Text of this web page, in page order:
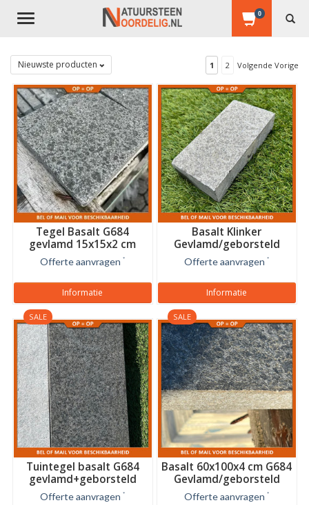
Toggle
0
Nieuwste producten 1 2 Volgende Vorige
SALE
Tegel Basalt G684
gevlamd 15x15x2 cm
Offerte aanvragen *
Informatie
SALE
Basalt Klinker
Gevlamd/geborsteld
20x10x5 cm
Offerte aanvragen *
Informatie
Tuintegel basalt G684
gevlamd+geborsteld
60x20x4 cm
Offerte aanvragen *
Basalt 60x100x4 cm G684
Gevlamd/geborsteld
Offerte aanvragen *